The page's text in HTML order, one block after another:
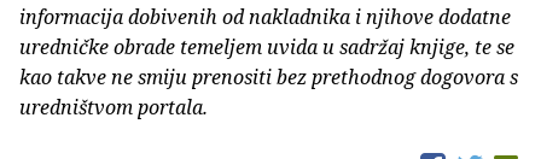
informacija dobivenih od nakladnika i njihove dodatne
uredničke obrade temeljem uvida u sadržaj knjige, te se
kao takve ne smiju prenositi bez prethodnog dogovora s
uredništvom portala.